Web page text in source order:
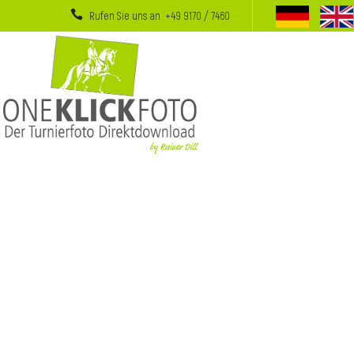
Rufen Sie uns an +49 9170 / 7460